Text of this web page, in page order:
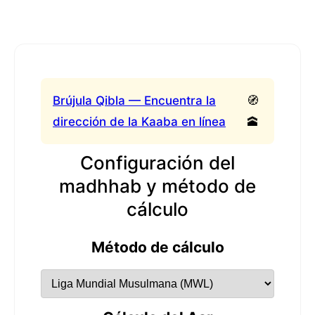
Brújula Qibla — Encuentra la
dirección de la Kaaba en línea
🧭
🕋
Configuración del
madhhab y método de
cálculo
Método de cálculo